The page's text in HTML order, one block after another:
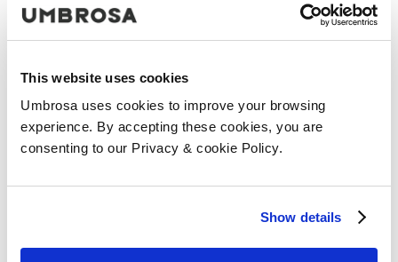
This website uses cookies
Umbrosa uses cookies to improve your browsing
experience. By accepting these cookies, you are
consenting to our Privacy & cookie Policy.
Show details
Log in to add this product to your favourites.
Total
€ 1.056(TVA incluse)
Ajouter au panier
Continuer vos achats Passer à la caisse